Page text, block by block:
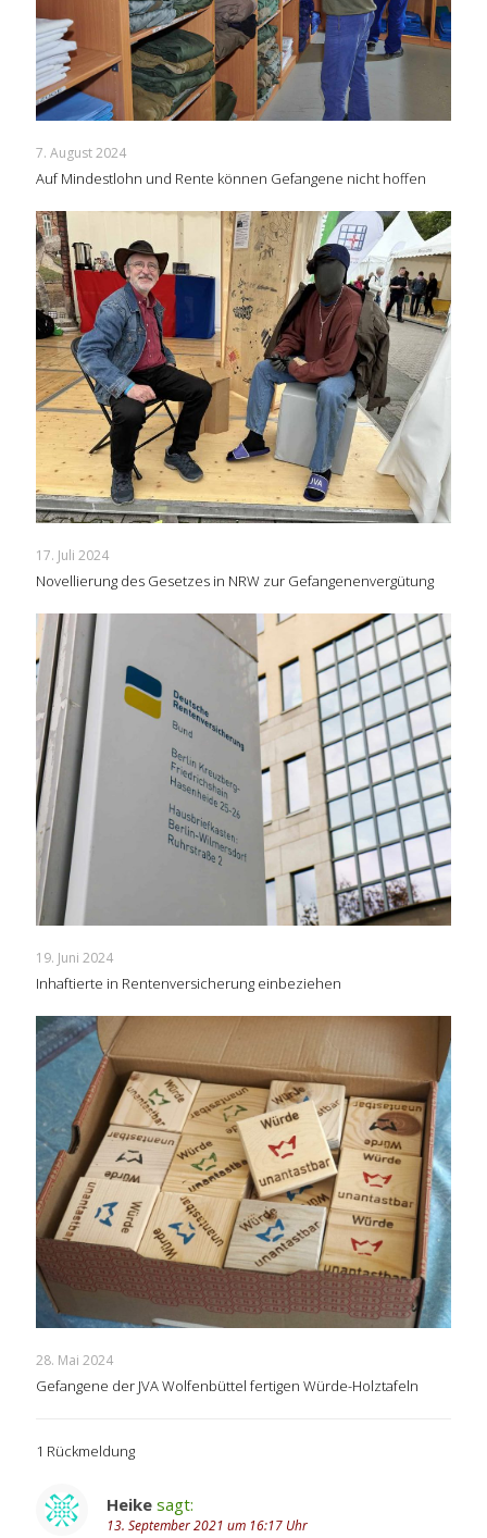
7. August 2024
Auf Mindestlohn und Rente können Gefangene nicht hoffen
17. Juli 2024
Novellierung des Gesetzes in NRW zur Gefangenenvergütung
19. Juni 2024
Inhaftierte in Rentenversicherung einbeziehen
28. Mai 2024
Gefangene der JVA Wolfenbüttel fertigen Würde-Holztafeln
1 Rückmeldung
Heike sagt:
13. September 2021 um 16:17 Uhr